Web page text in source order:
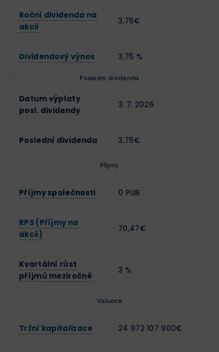
Roční dividenda na
akcii
3,75€
Dividendový výnos 3,75 %
Poslední dividenda
Datum výplaty
posl. dividendy
3. 7. 2026
Poslední dividenda 3,75€
Příjmy
Příjmy společnosti 0 PUB
RPS (Příjmy na
akcii)
70,47€
Kvartální růst
příjmů meziročně
3 %
Valuace
Tržní kapitalizace 24 972 107 900€